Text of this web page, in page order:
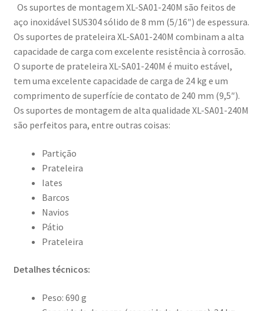
Os suportes de montagem XL-SA01-240M são feitos de
aço inoxidável SUS304 sólido de 8 mm (5/16″) de espessura.
Os suportes de prateleira XL-SA01-240M combinam a alta
capacidade de carga com excelente resistência à corrosão.
O suporte de prateleira XL-SA01-240M é muito estável,
tem uma excelente capacidade de carga de 24 kg e um
comprimento de superfície de contato de 240 mm (9,5″).
Os suportes de montagem de alta qualidade XL-SA01-240M
são perfeitos para, entre outras coisas:
Partição
Prateleira
Iates
Barcos
Navios
Pátio
Prateleira
Detalhes técnicos:
Peso: 690 g